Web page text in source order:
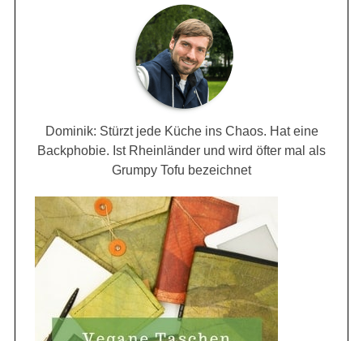
Dominik: Stürzt jede Küche ins Chaos. Hat eine
Backphobie. Ist Rheinländer und wird öfter mal als
Grumpy Tofu bezeichnet